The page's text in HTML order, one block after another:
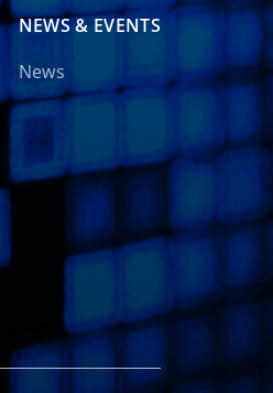
NEWS & EVENTS
News